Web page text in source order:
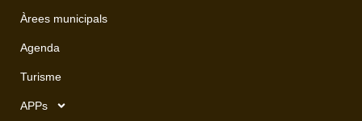
Àrees municipals
Agenda
Turisme
APPs